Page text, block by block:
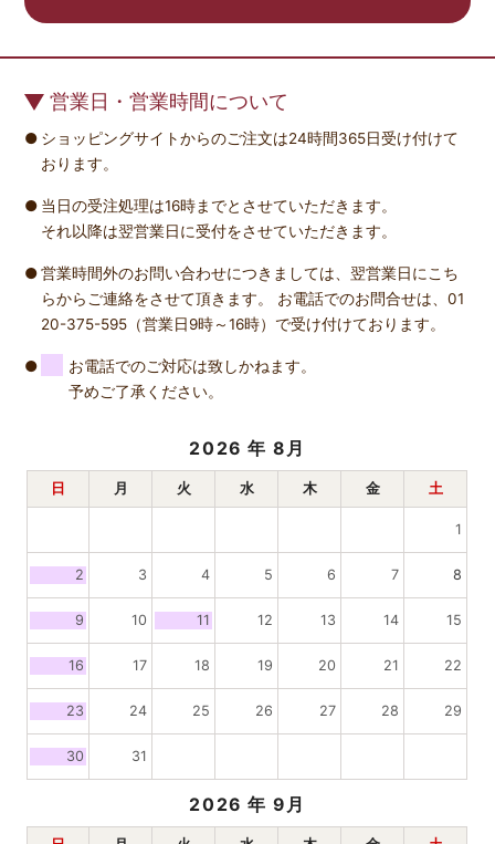
営業日・営業時間について
ショッピングサイトからのご注文は24時間365日受け付けて
おります。
当日の受注処理は16時までとさせていただきます。
それ以降は翌営業日に受付をさせていただきます。
営業時間外のお問い合わせにつきましては、翌営業日にこち
らからご連絡をさせて頂きます。 お電話でのお問合せは、01
20-375-595（営業日9時～16時）で受け付けております。
お電話でのご対応は致しかねます。
予めご了承ください。
2026 年 8月
日 月 火 水 木 金 土
1
2 3 4 5 6 7 8
9 10 11 12 13 14 15
16 17 18 19 20 21 22
23 24 25 26 27 28 29
30 31
2026 年 9月